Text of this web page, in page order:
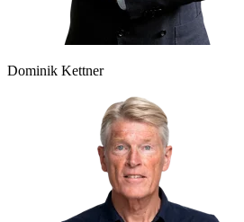
Dominik Kettner